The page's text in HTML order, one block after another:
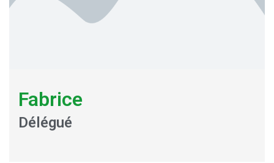
Fabrice
Délégué